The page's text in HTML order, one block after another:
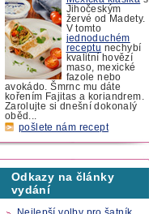
Jihočeským
žervé od Madety.
V tomto
jednoduchém
receptu nechybí
kvalitní hovězí
maso, mexické
fazole nebo
avokádo. Šmrnc mu dáte
kořením Fajitas a koriandrem.
Zarolujte si dnešní dokonalý
oběd...
pošlete nám recept
Odkazy na články
vydání